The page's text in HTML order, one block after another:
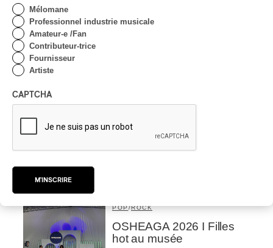
Par Stephan Boissonneault
Par Marc-Antoine Bernier
ROCK
POP/ROCK
OSHEAGA 2026 I Filles
hot au musée
Mélomane
Professionnel industrie musicale
Amateur-e /Fan
Contributeur-trice
Fournisseur
Artiste
CAPTCHA
M'INSCRIRE